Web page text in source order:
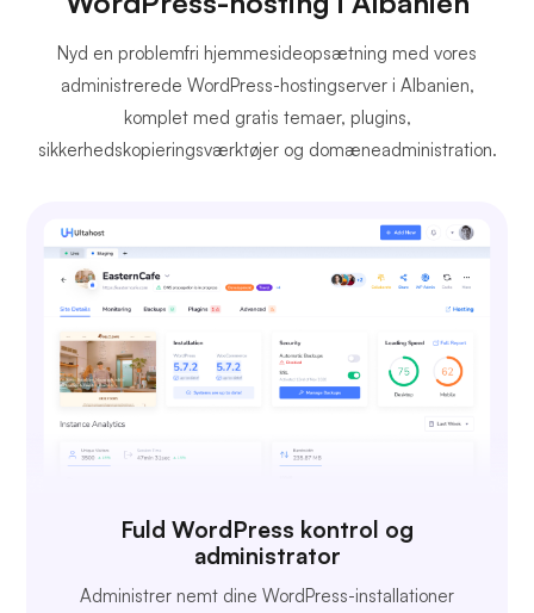
Nyd en problemfri hjemmesideopsætning med vores
administrerede WordPress-hostingserver i Albanien,
komplet med gratis temaer, plugins,
sikkerhedskopieringsværktøjer og domæneadministration.
Fuld WordPress kontrol og
administrator
Administrer nemt dine WordPress-installationer